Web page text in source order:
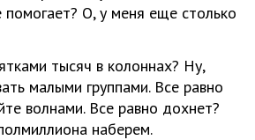
помогает? О, у меня еще столько
тысяч в колоннах? Ну,
малыми группами. Все равно
волнами. Все равно дохнет?
наберем.